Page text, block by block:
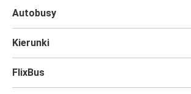
Autobusy
Kierunki
FlixBus